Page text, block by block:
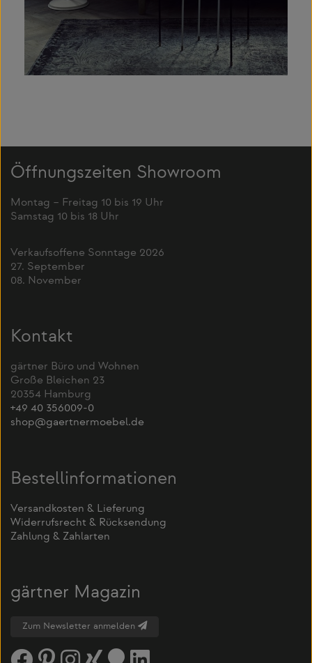
Öffnungszeiten Showroom
Montag – Freitag 10 bis 19 Uhr
Samstag 10 bis 18 Uhr
Verkaufsoffene Sonntage 2026
27. September
08. November
Kontakt
gärtner Büro und Wohnen
Große Bleichen 23
20354 Hamburg
+49 40 356009-0
shop@gaertnermoebel.de
Bestellinformationen
Versandkosten & Lieferung
Widerrufsrecht & Rücksendung
Zahlung & Zahlarten
gärtner Magazin
Zum Newsletter anmelden